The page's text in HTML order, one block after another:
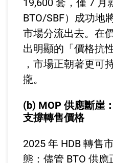
19,600 套，僅 7 月
BTO/SBF）成功地
市場分流出去。在
出明顯的「價格抗
，市場正朝著更可
攏。
(b) MOP 供應斷崖
支撐轉售價格
2025 年 HDB 轉售
態：儘管 BTO 供